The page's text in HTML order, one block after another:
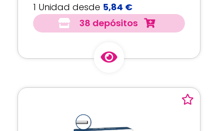
1 Unidad desde 5,84 €
38 depósitos